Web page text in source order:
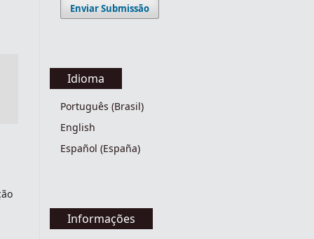
Enviar Submissão
Idioma
Português (Brasil)
English
Español (España)
Informações